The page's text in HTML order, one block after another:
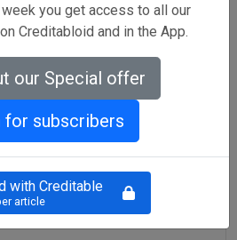
you get access to all our
Creditabloid and in the App.
our Special offer
for subscribers
with Creditable
article
dui. Nulla vitae elit libero, a
Nullam id dolor id nibh
ut id elit. Integer posuere
dapibus posuere velit